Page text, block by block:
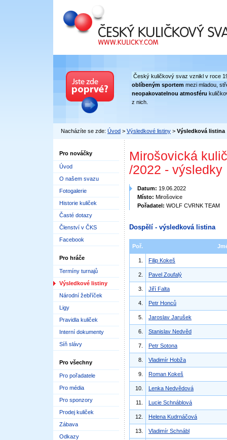
Český kuličkový svaz
Český kuličkový svaz vznikl v roce
oblíbeným sportem mezi mladou,
neopakovatelnou atmosféru
z nich.
Nacházíte se zde: Úvod > Výsledkové listiny > Výsledková listina
Pro nováčky
Úvod
O našem svazu
Fotogalerie
Historie kuliček
Časté dotazy
Členství v ČKS
Facebook
Pro hráče
Termíny turnajů
Výsledkové listiny
Národní žebříček
Ligy
Pravidla kuliček
Interní dokumenty
Síň slávy
Pro všechny
Pro pořadatele
Pro média
Pro sponzory
Prodej kuliček
Zábava
Odkazy
Mirošovická
/2022 - výsledky
Datum: 19.06.2022
Místo: Mirošovice
Pořadatel: WOLF CVRNK TEAM
Dospělí - výsledková listina
Poř.
1. Filip Kokeš
2. Pavel Zoufalý
3. Jiří Falta
4. Petr Honců
5. Jaroslav Jarušek
6. Stanislav Nedvěd
7. Petr Sotona
8. Vladimír Hobža
9. Roman Kokeš
10. Lenka Nedvědová
11. Lucie Schnáblová
12. Helena Kudrnáčová
13. Vladimír Schnábl